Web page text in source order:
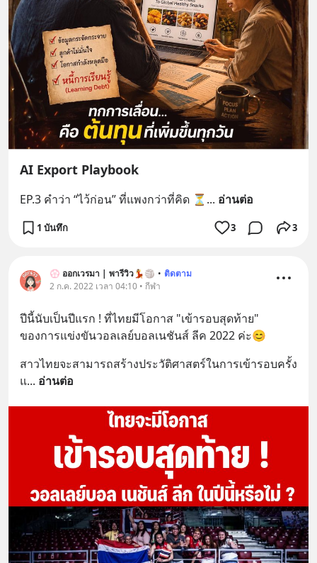
AI Export Playbook
EP.3 คำว่า “ไว้ก่อน” ที่แพงกว่าที่คิด ⏳ ... อ่านต่อ
1 บันทึก 3 3
💮 ออกเวรมา | พารีวิว💃🏐 • ติดตาม
2 ก.ค. 2022 เวลา 04:10 • กีฬา
ปีนี้นับเป็นปีแรก ! ที่ไทยมีโอกาส "เข้ารอบสุดท้าย"
ของการแข่งขันวอลเลย์บอลเนชันส์ ลีค 2022 ค่ะ😊
สาวไทยจะสามารถสร้างประวัติศาสตร์ในการเข้ารอบครั้ง
แ... อ่านต่อ